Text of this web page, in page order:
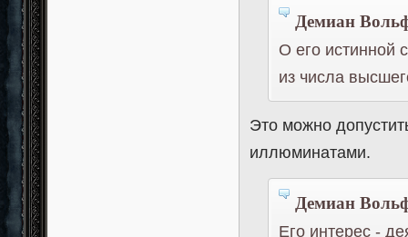
Демиан
О его истинной
из числа
Это можно
иллюминатами.
Демиан
Его интерес -